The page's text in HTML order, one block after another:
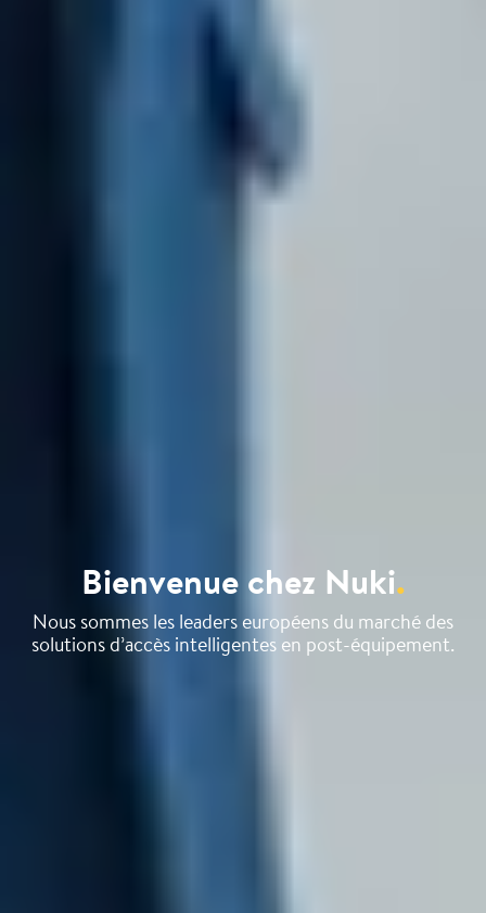
Bienvenue chez Nuki.
Nous sommes les leaders européens du marché des
solutions d’accès intelligentes en post-équipement.